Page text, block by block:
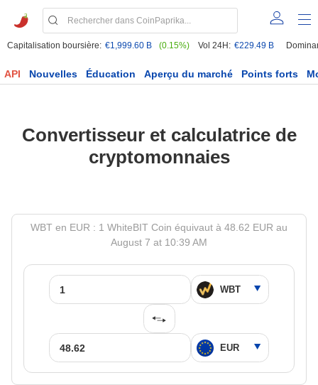
Capitalisation boursière: €1,999.60 B (0.15%) Vol 24H: €229.49 B
API Nouvelles Éducation Aperçu du marché Points forts
Convertisseur et calculatrice de
cryptomonnaies
WBT en EUR : 1 WhiteBIT Coin équivaut à 48.62 EUR au
August 7 at 10:39 AM